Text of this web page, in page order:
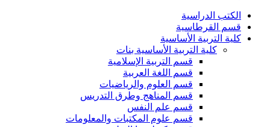
الكتب الدراسية
قسم القرطاسية
كلية التربية الأساسية
كلية التربية الأساسية بنات
قسم التربية الإسلامية
قسم اللغة العربية
قسم العلوم والرياضيات
قسم المناهج وطرق التدريس
قسم علم النفس
قسم علوم المكتبات والمعلومات